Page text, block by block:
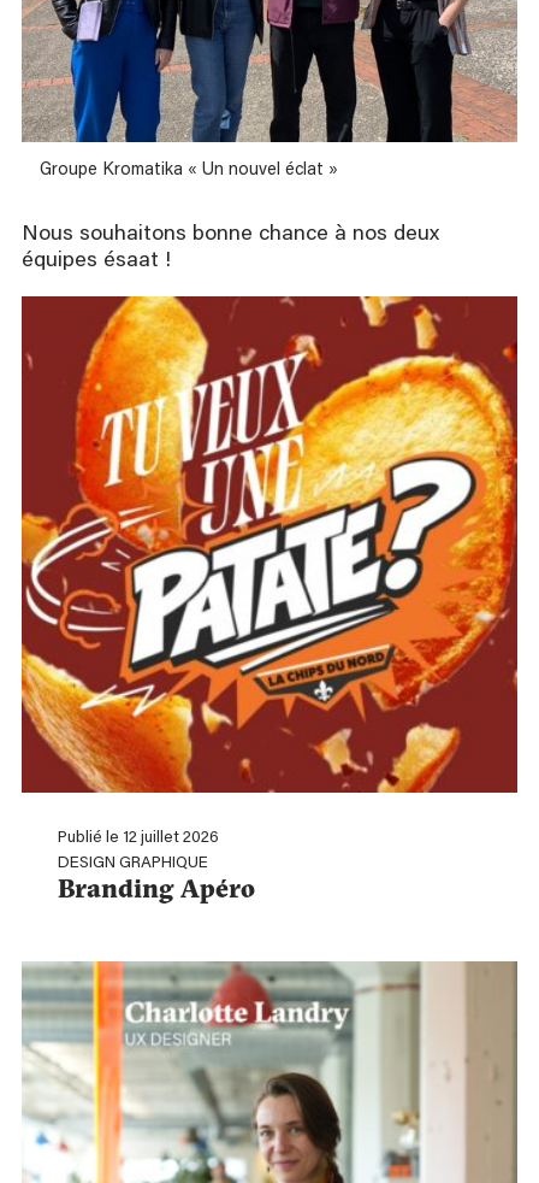
Groupe Kromatika « Un nouvel éclat »
Nous souhaitons bonne chance à nos deux
équipes ésaat !
Publié le 12 juillet 2026
DESIGN GRAPHIQUE
Branding Apéro